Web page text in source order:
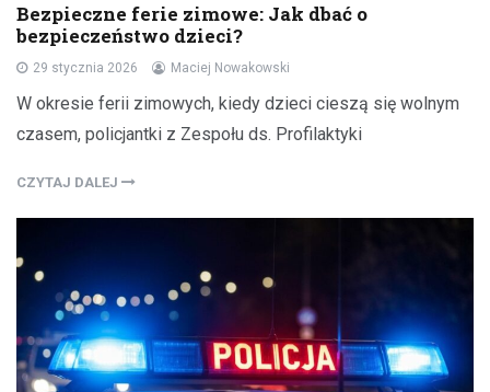
Bezpieczne ferie zimowe: Jak dbać o
bezpieczeństwo dzieci?
29 stycznia 2026 Maciej Nowakowski
W okresie ferii zimowych, kiedy dzieci cieszą się wolnym
czasem, policjantki z Zespołu ds. Profilaktyki
CZYTAJ DALEJ